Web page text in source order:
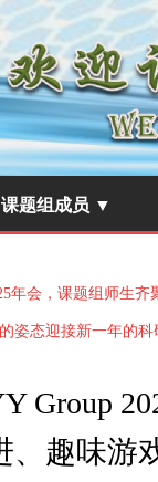
课题组成员 ▼
Group
、趣味游
年会，课题组师生
姿态迎接新一年的科